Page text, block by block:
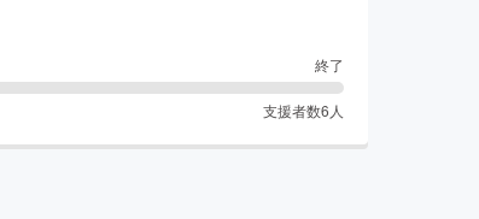
終了
支援者数6 人